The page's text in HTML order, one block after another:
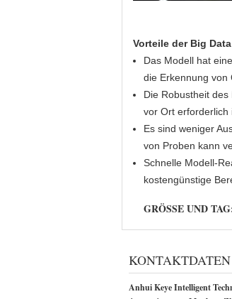
Vorteile der Big
Das Modell hat
die Erkennung von
Die Robustheit
vor Ort erforderlich
Es sind weniger
von Proben kann
Schnelle Modell-
kostengünstige
GRÖSSE UND TAG:
KONTAKTDATEN
Anhui Keye Intelligent